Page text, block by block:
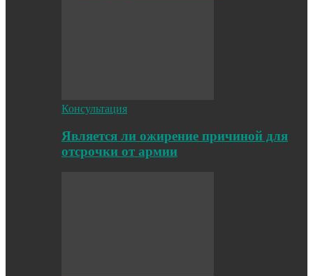
Консультация
Является ли ожирение причиной для
отсрочки от армии